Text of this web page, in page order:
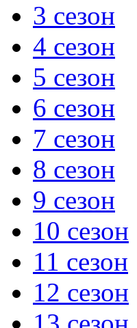
3 сезон
4 сезон
5 сезон
6 сезон
7 сезон
8 сезон
9 сезон
10 сезон
11 сезон
12 сезон